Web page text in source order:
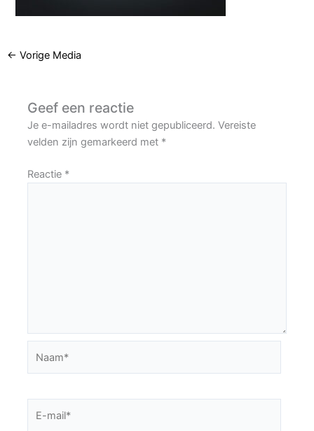
← Vorige Media
Geef een reactie
Je e-mailadres wordt niet gepubliceerd. Vereiste
velden zijn gemarkeerd met *
Reactie *
mail*